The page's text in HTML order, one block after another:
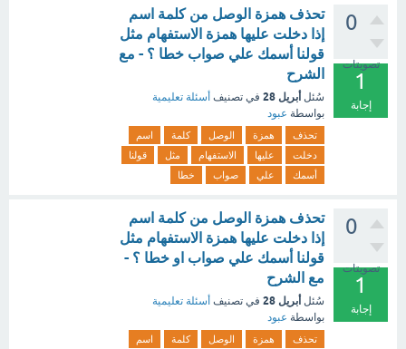
0
تصويتات
1
إجابة
تحذف همزة الوصل من كلمة اسم
إذا دخلت عليها همزة الاستفهام مثل
قولنا أسمك علي صواب خطا ؟ - مع
الشرح
سُئل أبريل 28 في تصنيف أسئلة تعليمية
بواسطة عبود
تحذف همزة الوصل كلمة
اسم
دخلت
عليها الاستفهام مثل
قولنا
أسمك
علي صواب خطا
0
تصويتات
1
إجابة
تحذف همزة الوصل من كلمة اسم
إذا دخلت عليها همزة الاستفهام مثل
قولنا أسمك علي صواب او خطا ؟ -
مع الشرح
سُئل أبريل 28 في تصنيف أسئلة تعليمية
بواسطة عبود
تحذف همزة الوصل كلمة اسم